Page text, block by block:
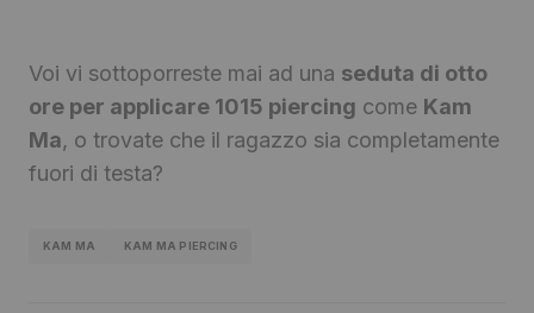
Voi vi sottoporreste mai ad una seduta di otto
ore per applicare 1015 piercing come Kam
Ma, o trovate che il ragazzo sia completamente
fuori di testa?
KAM MA KAM MA PIERCING